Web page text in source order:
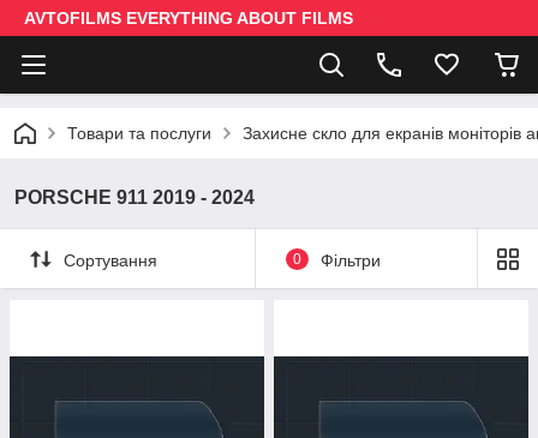
AVTOFILMS EVERYTHING ABOUT FILMS
Товари та послуги Захисне скло для екранів моніторів
PORSCHE 911 2019 - 2024
Сортування 0 Фільтри